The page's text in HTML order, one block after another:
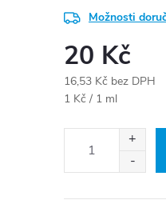
Možnosti
20 Kč
16,53 Kč bez DPH
Měrná
1 Kč / 1 ml